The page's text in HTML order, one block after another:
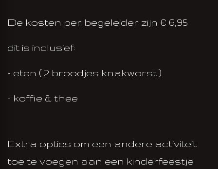
De kosten per begeleider zijn € 6,95
dit is inclusief:
- eten ( 2 broodjes knakworst )
- koffie & thee
Extra opties om een andere activiteit
toe te voegen aan een kinderfeestje